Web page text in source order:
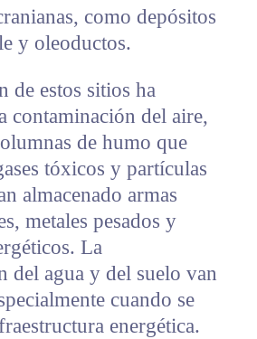
como depósitos
y oleoductos.
de estos sitios ha
contaminación del aire,
de humo que
tóxicos y partículas
almacenado armas
metales pesados y
La
del agua y del suelo van
cuando se
energética.